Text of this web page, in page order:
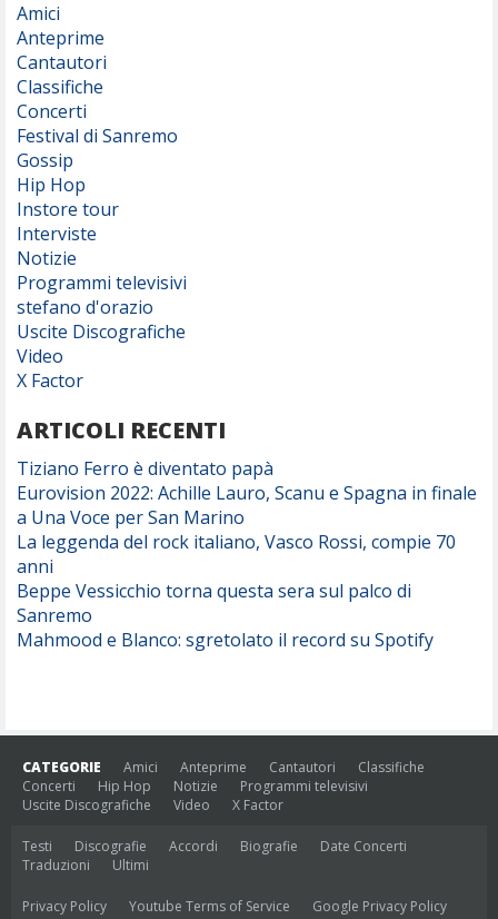
Amici
Anteprime
Cantautori
Classifiche
Concerti
Festival di Sanremo
Gossip
Hip Hop
Instore tour
Interviste
Notizie
Programmi televisivi
stefano d'orazio
Uscite Discografiche
Video
X Factor
ARTICOLI RECENTI
Tiziano Ferro è diventato papà
Eurovision 2022: Achille Lauro, Scanu e Spagna in finale
a Una Voce per San Marino
La leggenda del rock italiano, Vasco Rossi, compie 70
anni
Beppe Vessicchio torna questa sera sul palco di
Sanremo
Mahmood e Blanco: sgretolato il record su Spotify
CATEGORIE Amici Anteprime Cantautori
Classifiche
Concerti
Hip Hop Notizie
Programmi televisivi
Uscite Discografiche
Video X Factor
Testi Discografie Accordi Biografie
Date Concerti
Traduzioni
Ultimi
Privacy Policy Youtube Terms of Service
Google Privacy Policy